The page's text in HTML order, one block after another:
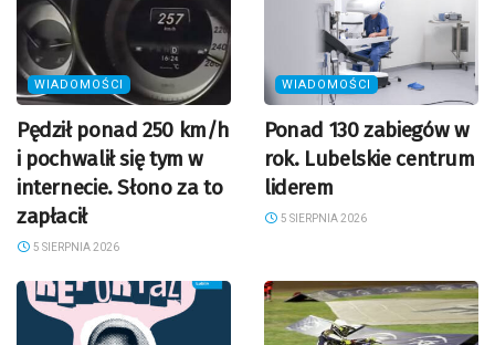
WIADOMOŚCI
Pędził ponad 250 km/h
i pochwalił się tym w
internecie. Słono za to
zapłacił
5 SIERPNIA 2026
WIADOMOŚCI
Ponad 130 zabiegów w
rok. Lubelskie centrum
liderem
5 SIERPNIA 2026